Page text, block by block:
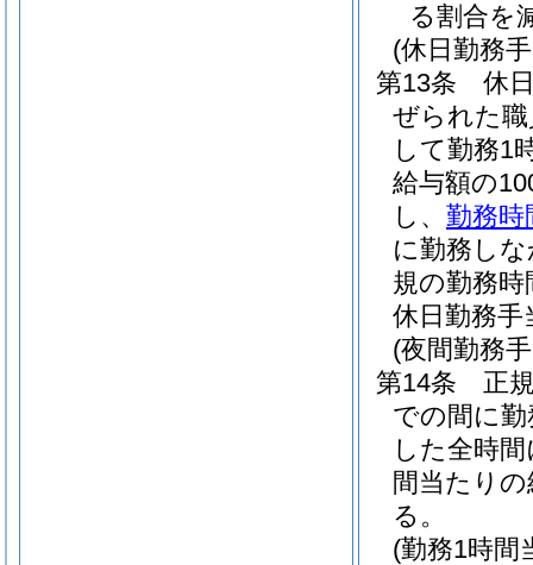
る割合を
(休日勤務
第13条
休
ぜられた
して勤務1
給与額の
し、 勤務時
に勤務し
規の勤務
休日勤務
(夜間勤務
第14条
正
での間に
した全時
間当たり
る。
(勤務1時間